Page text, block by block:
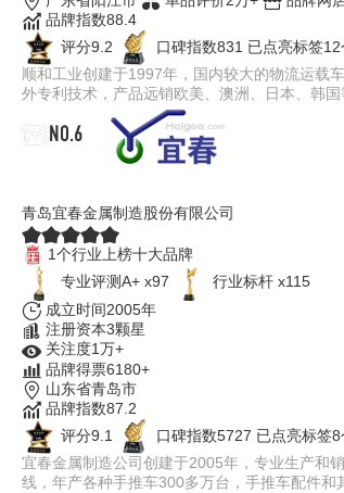
品牌指数88.4
评分9.2
口碑指数831 已点亮标签12
顺和工业创建于1997年，国内较大的物流运载
外专利技术，产品远销欧美、澳洲、日本、韩国
NO.6
青岛宜春金属制造股份有限公司
1个行业上榜十大品牌
专业评测A+ x97
行业标杆 x115
成立时间2005年
注册资本3颗星
关注度1万+
品牌得票6180+
山东省青岛市
品牌指数87.2
评分9.1
口碑指数5727 已点亮标签8
宜春金属制造公司创建于2005年，专业生产和
线，年产各种手推车300多万台，手推车配件和